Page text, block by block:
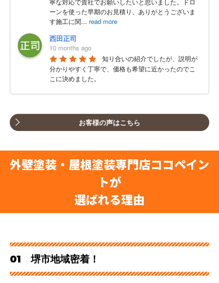
ーンを使った早期のお見積り、ありがとうございま
す施工に関... read more
西田正司
10 months ago
知り合いの紹介でしたが、説明が
分かりやすく丁寧で、価格も希望に近かったのでこ
こに決めました。
S S
築20年が過ぎ、不安を抱えてネッ
トで見つけたココペイントさんへ飛び込みました。
る業者さんだと一気にファ...read more
我が家も、築30年。瓦の漆喰、外
壁塗装及びベランダの床の防水が気になっていまし
さんと李さんの丁寧な説明をお聞きしお任せして大
a year ago
お客様の声はこちら
外壁塗装・屋根塗装専門店ココペイン
トが
選ばれる理由
01 堺市地域密着！